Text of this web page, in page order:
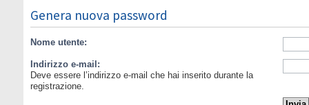
Genera nuova password
Nome utente:
Indirizzo e-mail:
Deve essere l’indirizzo e-mail che hai inserito durante la
registrazione.